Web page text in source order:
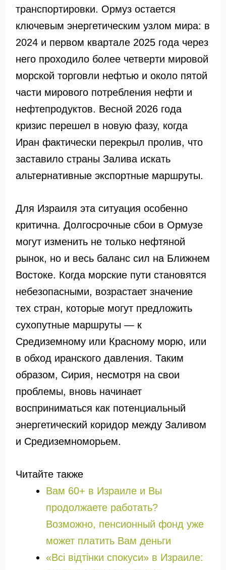
транспортировки. Ормуз остается
ключевым энергетическим узлом мира: в
2024 и первом квартале 2025 года через
него проходило более четверти мировой
морской торговли нефтью и около пятой
части мирового потребления нефти и
нефтепродуктов. Весной 2026 года
кризис перешел в новую фазу, когда
Иран фактически перекрыл пролив, что
заставило страны Залива искать
альтернативные экспортные маршруты.
Для Израиля эта ситуация особенно
критична. Долгосрочные сбои в Ормузе
могут изменить не только нефтяной
рынок, но и весь баланс сил на Ближнем
Востоке. Когда морские пути становятся
небезопасными, возрастает значение
тех стран, которые могут предложить
сухопутные маршруты — к
Средиземному или Красному морю, или
в обход иранского давления. Таким
образом, Сирия, несмотря на свои
проблемы, вновь начинает
восприниматься как потенциальный
энергетический коридор между Заливом
и Средиземноморьем.
Читайте также
Вам 60+ в Израиле и Вы
продолжаете работать?
Возможно, пенсионный фонд уже
может платить Вам деньги
«Всі відтінки спокуси» в Израиле: